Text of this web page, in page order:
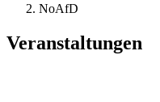
NoAfD
Veranstaltungen